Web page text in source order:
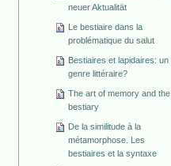
neuer Aktualität
Le bestiaire dans la
problématique du salut
Bestiaires et lapidaires: un
genre littéraire?
The art of memory and the
bestiary
De la similitude à la
métamorphose. Les
bestiaires et la syntaxe